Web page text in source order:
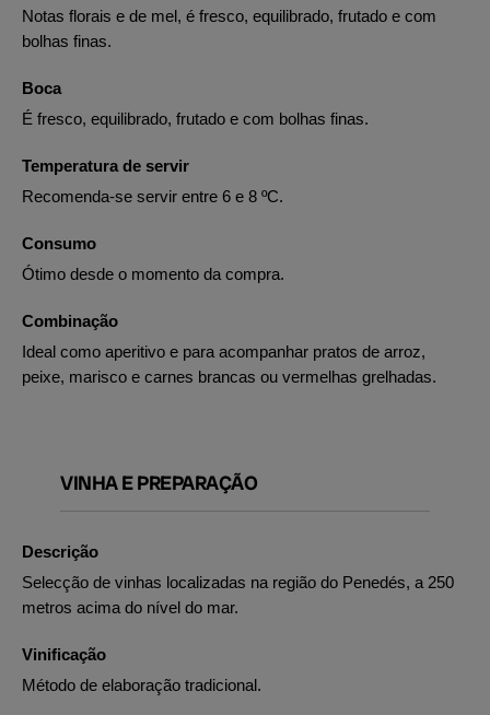
Notas florais e de mel, é fresco, equilibrado, frutado e com
bolhas finas.
Boca
É fresco, equilibrado, frutado e com bolhas finas.
Temperatura de servir
Recomenda-se servir entre 6 e 8 ºC.
Consumo
Ótimo desde o momento da compra.
Combinação
Ideal como aperitivo e para acompanhar pratos de arroz,
peixe, marisco e carnes brancas ou vermelhas grelhadas.
VINHA E PREPARAÇÃO
Descrição
Selecção de vinhas localizadas na região do Penedés, a 250
metros acima do nível do mar.
Vinificação
Método de elaboração tradicional.